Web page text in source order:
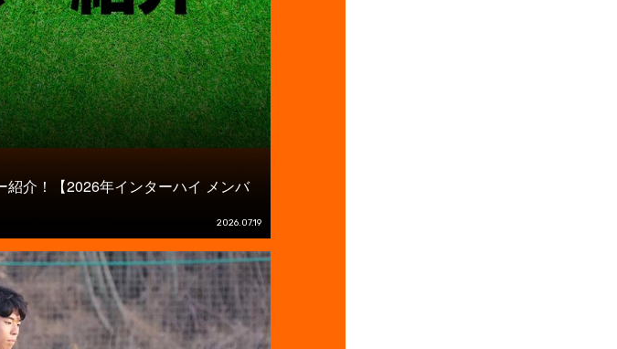
介！【2026年インターハイ メンバ
2026.07.19